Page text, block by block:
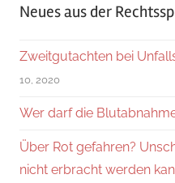
Neues aus der
Zweitgutachten bei
10, 2020
Wer darf die
Über Rot gefahren?
nicht erbracht werden